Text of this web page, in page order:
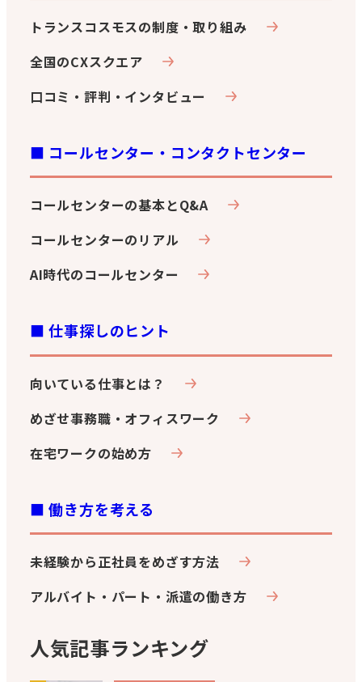
トランスコスモスの制度・取り組み
全国のCXスクエア
口コミ・評判・インタビュー
■ コールセンター・コンタクトセンター
コールセンターの基本とQ&A
コールセンターのリアル
AI時代のコールセンター
■ 仕事探しのヒント
向いている仕事とは？
めざせ事務職・オフィスワーク
在宅ワークの始め方
■ 働き方を考える
未経験から正社員をめざす方法
アルバイト・パート・派遣の働き方
人気記事ランキング